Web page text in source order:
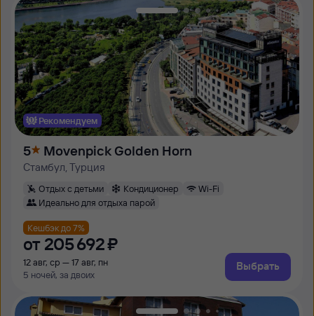
Рекомендуем
5 Movenpick Golden Horn
Стамбул, Турция
Отдых с детьми Кондиционер
Wi-Fi
Идеально для отдыха парой
Кешбэк до 7%
от 205 ⁠692 ⁠₽
12 авг, ср — 17 авг, пн
5 ночей, за двоих
Выбрать